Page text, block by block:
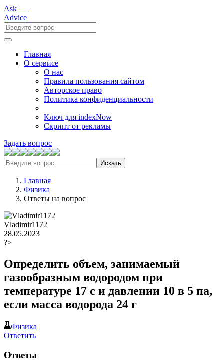
Ask___
Advice
Главная
О сервисе
О нас
Правила пользования сайтом
Авторское право
Политика конфиденциальности
Ключ для indexNow
Скрипт от рекламы
Задать вопрос
Искать
Главная
Физика
Ответы на вопрос
Vladimir1172
28.05.2023
?>
Определить объем, занимаемый
газообразным водородом при
температуре 17 с и давлении 10 в 5 па,
если масса водорода 24 г
Физика
Ответить
Ответы